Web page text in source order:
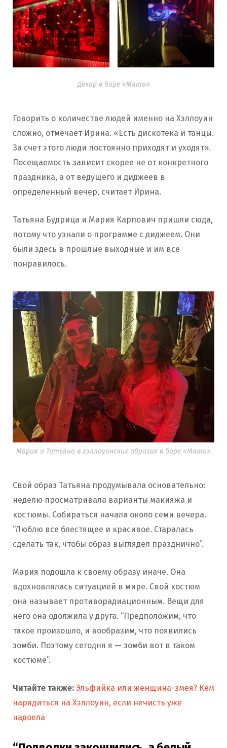
Декор в баре «Мята»
Говорить о количестве людей именно на Хэллоуин
сложно, отмечает Ирина. «Есть дискотека и танцы.
За счет этого люди постоянно приходят и уходят».
Посещаемость зависит скорее не от конкретного
праздника, а от ведущего и диджеев в
определенный вечер, считает Ирина.
Татьяна Будрица и Мария Карпович пришли сюда,
потому что узнали о программе с диджеем. Они
были здесь в прошлые выходные и им все
понравилось.
Мария и Татьяна в хэллоуинских образах в баре «Мята»
Свой образ Татьяна продумывала основательно:
неделю просматривала варианты макияжа и
костюмы. Собираться начала около семи вечера.
“Люблю все блестящее и красивое. Старалась
сделать так, чтобы образ выглядел празднично”.
Мария подошла к своему образу иначе. Она
вдохновлялась ситуацией в мире. Свой костюм
она называет противорадиационным. Вещи для
него она одолжила у друга. “Предположим, что
такое произошло, и вообразим, что появились
зомби. Поэтому сегодня я — зомби вот в таком
костюме”.
Читайте также: Эльфийка или женщина-змея? Кем
нарядиться на Хэллоуин, если нечисть уже
надоела